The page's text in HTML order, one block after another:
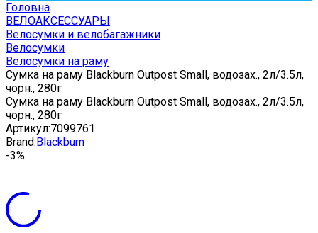
Головна
ВЕЛОАКСЕССУАРЫ
Велосумки и велобагажники
Велосумки
Велосумки на раму
Сумка на раму Blackburn Outpost Small, водозах., 2л/3.5л,
чорн., 280г
Сумка на раму Blackburn Outpost Small, водозах., 2л/3.5л,
чорн., 280г
Артикул:7099761
Brand:Blackburn
-3%